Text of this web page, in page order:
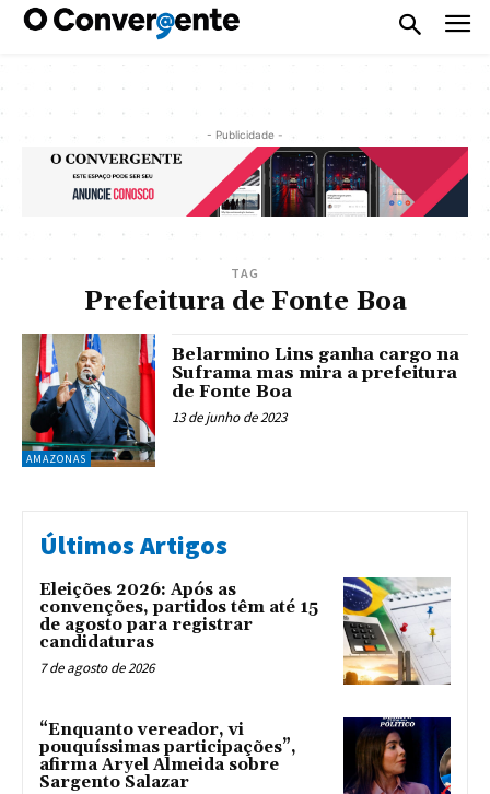
- Publicidade -
TAG
Prefeitura de Fonte Boa
AMAZONAS
Belarmino Lins ganha cargo na
Suframa mas mira a prefeitura
de Fonte Boa
13 de junho de 2023
Últimos Artigos
Eleições 2026: Após as
convenções, partidos têm até 15
de agosto para registrar
candidaturas
7 de agosto de 2026
“Enquanto vereador, vi
pouquíssimas participações”,
afirma Aryel Almeida sobre
Sargento Salazar